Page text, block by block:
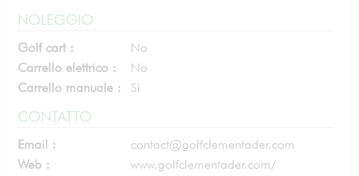
NOLEGGIO
Golf cart :
No
Carrello elettrico :
No
Carrello manuale :
Sì
CONTATTO
Email :
contact@golfclementader.com
Web :
www.golfclementader.com/